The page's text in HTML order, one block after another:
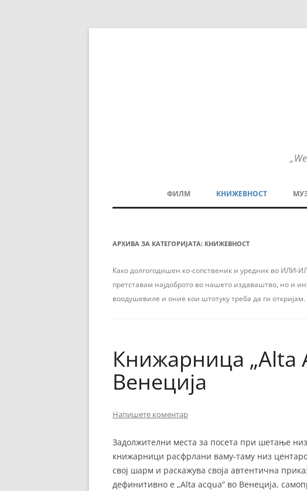
ФИЛМ
БАЛКАНСКИ ФИЛМ
ОСТАТОКОТ ОД СВЕТОТ
ФИЛМОПОЛИС
КНИЖЕВНОСТ
АРХИВА ЗА КАТЕГОРИЈАТА: КНИЖЕВНОСТ
Како долгогодишен ко-сопственик и уредник во ИЛИ-
претставам најдоброто во нашето издаваштво, но и
воодушевиле и оние кои штотуку треба да ги откријам.
Книжарница „Alta
Венеција
Напишете коментар
Задолжителни места за посета при шетање низ
книжарници расфрлани ваму-таму низ
свој шарм и раскажува своја автентична
дефинитивно е „Alta acqua“ во Венеција,